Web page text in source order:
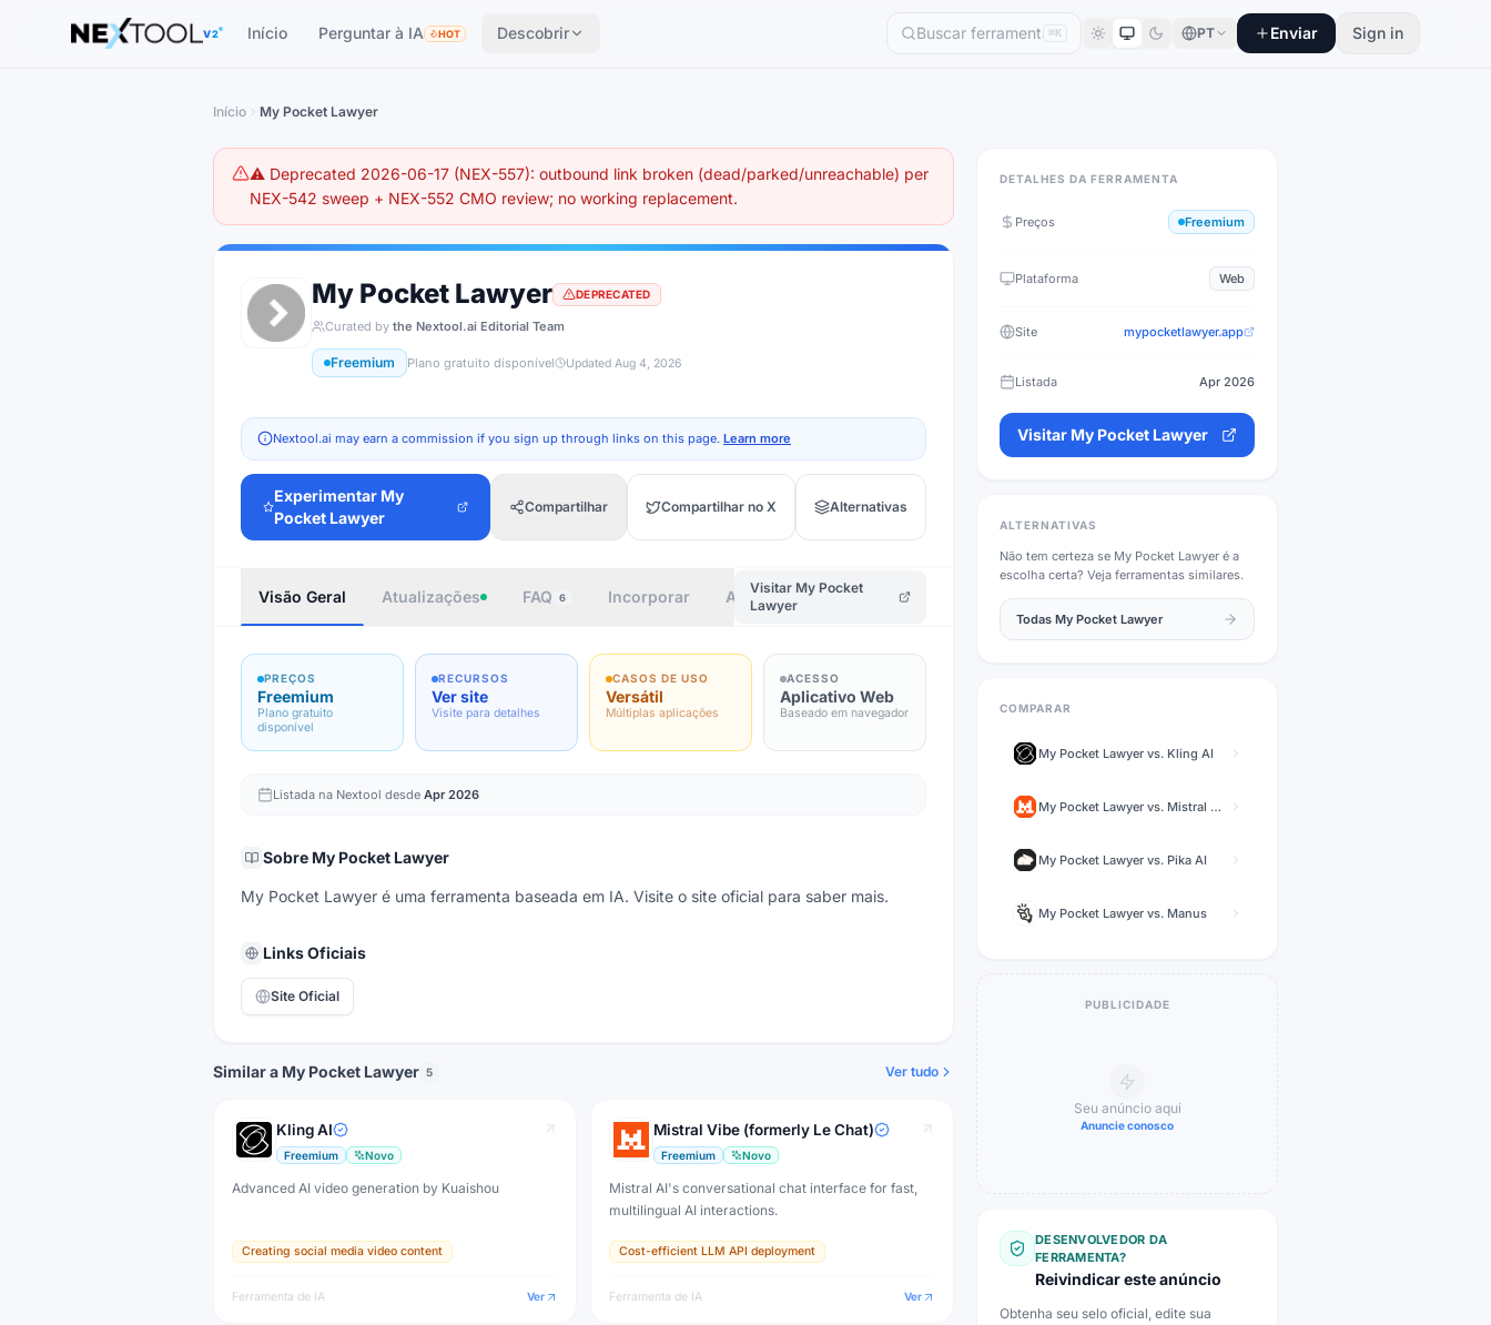
The AI tools directory — Find the Best AI Tools
V2 Início Perguntar à IA HOT Descobrir ⌘K PT Enviar Sign in
Início My Pocket Lawyer
⚠️ Deprecated 2026-06-17 (NEX-557): outbound link broken (dead/parked/unreachable) per
NEX-542 sweep + NEX-552 CMO review; no working replacement.
My Pocket Lawyer DEPRECATED
Curated by the Nextool.ai Editorial Team
Freemium Plano gratuito disponível Updated Aug 4, 2026
Nextool.ai may earn a commission if you sign up through links on this page. Learn more
Experimentar My
Pocket Lawyer
Compartilhar Compartilhar no X Alternativas
Visão Geral Atualizações FAQ 6 Incorporar AutorVisitar My Pocket
Lawyer
PREÇOS
Freemium
Plano gratuito
disponível
RECURSOS
Ver site
Visite para detalhes
CASOS DE USO
Versátil
Múltiplas aplicações
ACESSO
Aplicativo Web
Baseado em navegador
Listada na Nextool desde Apr 2026
Sobre My Pocket Lawyer
My Pocket Lawyer é uma ferramenta baseada em IA. Visite o site oficial para saber mais.
Links Oficiais
Site Oficial
Similar a My Pocket Lawyer 5 Ver tudo
Kling AI
Freemium Novo
Advanced AI video generation by Kuaishou
Creating social media video content
Ferramenta de IA Ver
Mistral Vibe (formerly Le Chat)
Freemium Novo
Mistral AI's conversational chat interface for fast,
multilingual AI interactions.
Cost-efficient LLM API deployment
Ferramenta de IA Ver
DETALHES DA FERRAMENTA
Preços Freemium
Plataforma Web
Site mypocketlawyer.app
Listada Apr 2026
Visitar My Pocket Lawyer
ALTERNATIVAS
Não tem certeza se My Pocket Lawyer é a
escolha certa? Veja ferramentas similares.
Todas My Pocket Lawyer
COMPARAR
My Pocket Lawyer vs. Kling AI
My Pocket Lawyer vs. Mistral Vibe (formerly Le Chat)
My Pocket Lawyer vs. Pika AI
My Pocket Lawyer vs. Manus
PUBLICIDADE
Seu anúncio aqui
Anuncie conosco
DESENVOLVEDOR DA
FERRAMENTA?
Reivindicar este anúncio
Obtenha seu selo oficial, edite sua